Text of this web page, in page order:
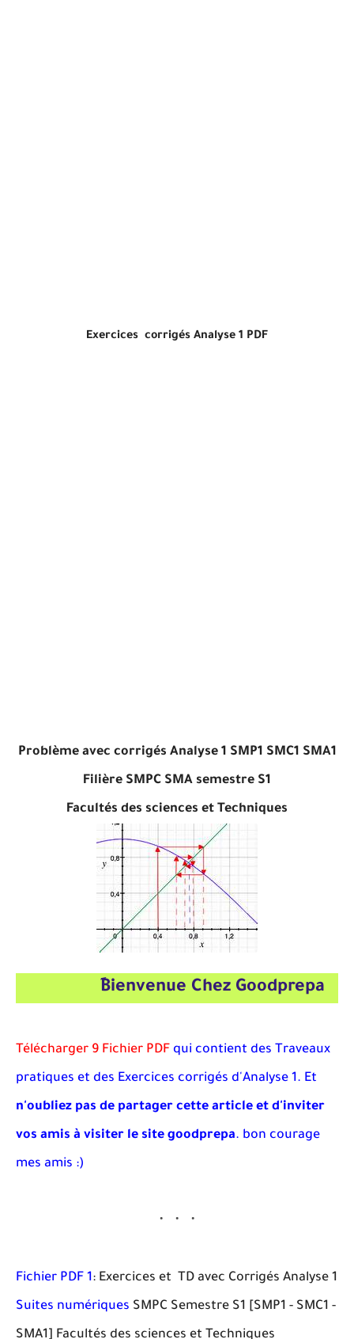
Exercices corrigés Analyse 1 PDF
Problème avec corrigés Analyse 1 SMP1 SMC1 SMA1
Filière SMPC SMA semestre S1
Facultés des sciences et Techniques
ِBienvenue Chez Goodprepa
Télécharger 9 Fichier PDF qui contient des Traveaux
pratiques et des Exercices corrigés d'Analyse 1. Et
n'oubliez pas de partager cette article et d'inviter
vos amis à visiter le site goodprepa. bon courage
mes amis :)
Fichier PDF 1: Exercices et TD avec Corrigés Analyse 1
Suites numériques SMPC Semestre S1 [SMP1 - SMC1 -
SMA1] Facultés des sciences et Techniques